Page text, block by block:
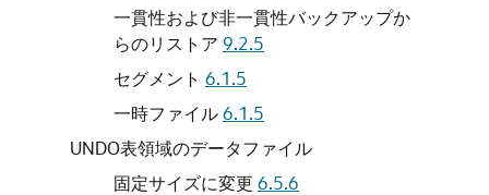
一貫性および非一貫性バックアップか
らのリストア 9.2.5
セグメント 6.1.5
一時ファイル6.1.5
UNDO表領域のデータファイル
固定サイズに変更 6.5.6